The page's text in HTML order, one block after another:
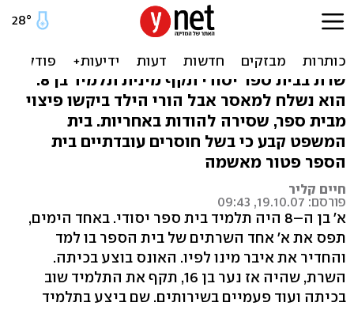
אונס בכיתה? בית הספר לא
שרת בבית ספר יסודי תקף מינית תלמיד בן 8.
הוא נשלח למאסר אבל הורי הילד ביקשו פיצוי
מבית ספר, שסירה להודות באחריות. בית
המשפט קבע כי בשל חוסרים עובדתיים בית
הספר פטור מאשמה
חיים קליר
פורסם: 19.10.07, 09:43
א' בן ה–8 היה תלמיד בית ספר יסודי. באחד הימים,
תפס את א' אחד השרתים של בית הספר בו למד
והחדיר את איבר מינו לפיו. האונס בוצע בכיתה.
השרת, שהיה אז נער בן 16, תקף את התלמיד שוב
בכיתה ועוד פעמיים בשירותים. שם ביצע בתלמיד